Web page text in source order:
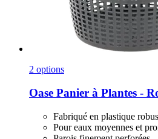
2 options
Oase Panier à Plantes -​
Fabriqué en plastique
Pour eaux moyennes et